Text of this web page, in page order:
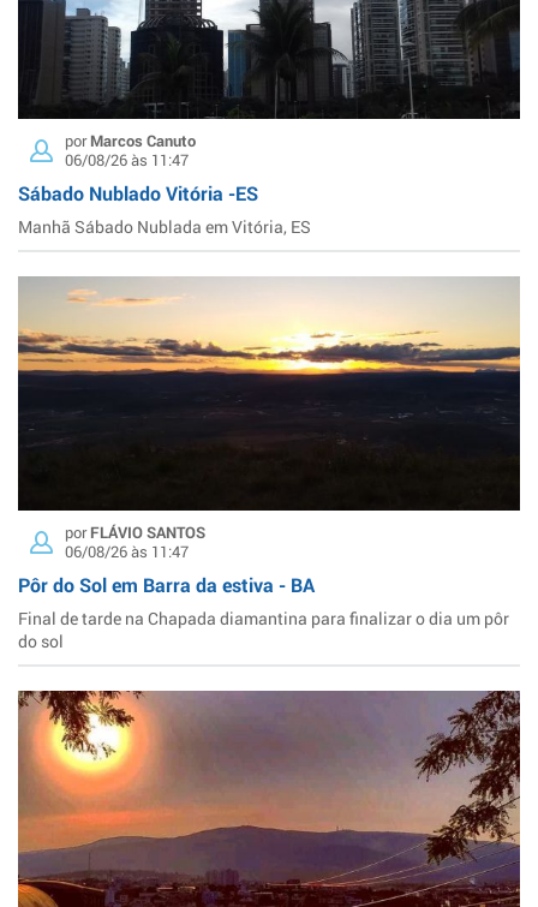
porMarcos Canuto
06/08/26 às 11:47
Sábado Nublado Vitória -ES
Manhã Sábado Nublada em Vitória, ES
porFLÁVIO SANTOS
06/08/26 às 11:47
Pôr do Sol em Barra da estiva - BA
Final de tarde na Chapada diamantina para finalizar o dia um pôr
do sol